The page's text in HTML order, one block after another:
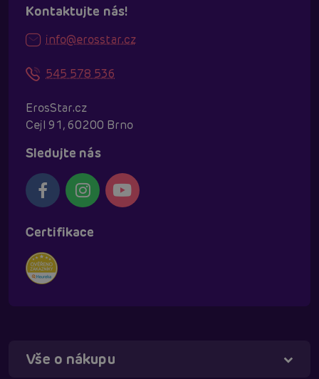
Kontaktujte nás!
info@erosstar.cz
545 578 536
ErosStar.cz
Cejl 91, 60200 Brno
Sledujte nás
Certifikace
Vše o nákupu